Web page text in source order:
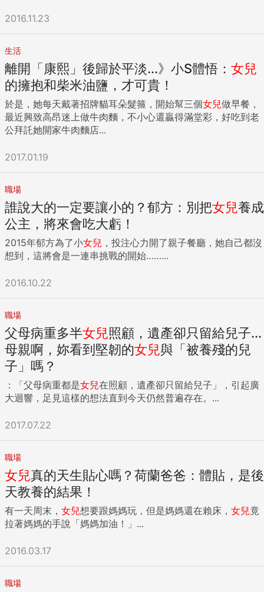
2016.11.23
生活
離開「康熙」後歸於平淡...》小S體悟： 女兒
的擁抱和柴米油鹽，才可貴！
於是，她每天戴著招牌貓耳朵髮箍，開始幫三個女兒做早餐，
最近興致高昂迷上做牛肉麵，不小心還贏得滿堂彩，好吃到老
公拜託她開家牛肉麵店...
2017.01.19
職場
誰說大的一定要讓小的？郁方：別把女兒養成
公主，將來會吃大虧！
2015年郁方為了小女兒 ，投注心力開了親子餐廳，她自己都沒
想到，這將會是一連串挑戰的開始……...
2016.10.22
職場
父母病重多半女兒照顧，遺產卻只留給兒子...
母親啊，妳看到堅韌的女兒與「被養殘的兒
子」嗎？
：「父母病重都是女兒在照顧，遺產卻只留給兒子」，引起廣
大迴響，足見這樣的想法直到今天仍然普遍存在。...
2017.07.22
職場
女兒真的天生貼心嗎？荷蘭爸爸：體貼，是後
天教養的結果！
有一天周末， 女兒想要跟媽媽玩，但是媽媽還在賴床， 女兒竟
拉著媽媽的手說「媽媽加油！」...
2016.03.17
職場